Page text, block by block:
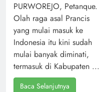
PURWOREJO, Petanque.
Olah raga asal Prancis
yang mulai masuk ke
Indonesia itu kini sudah
mulai banyak diminati,
termasuk di Kabupaten ...
Baca Selanjutnya